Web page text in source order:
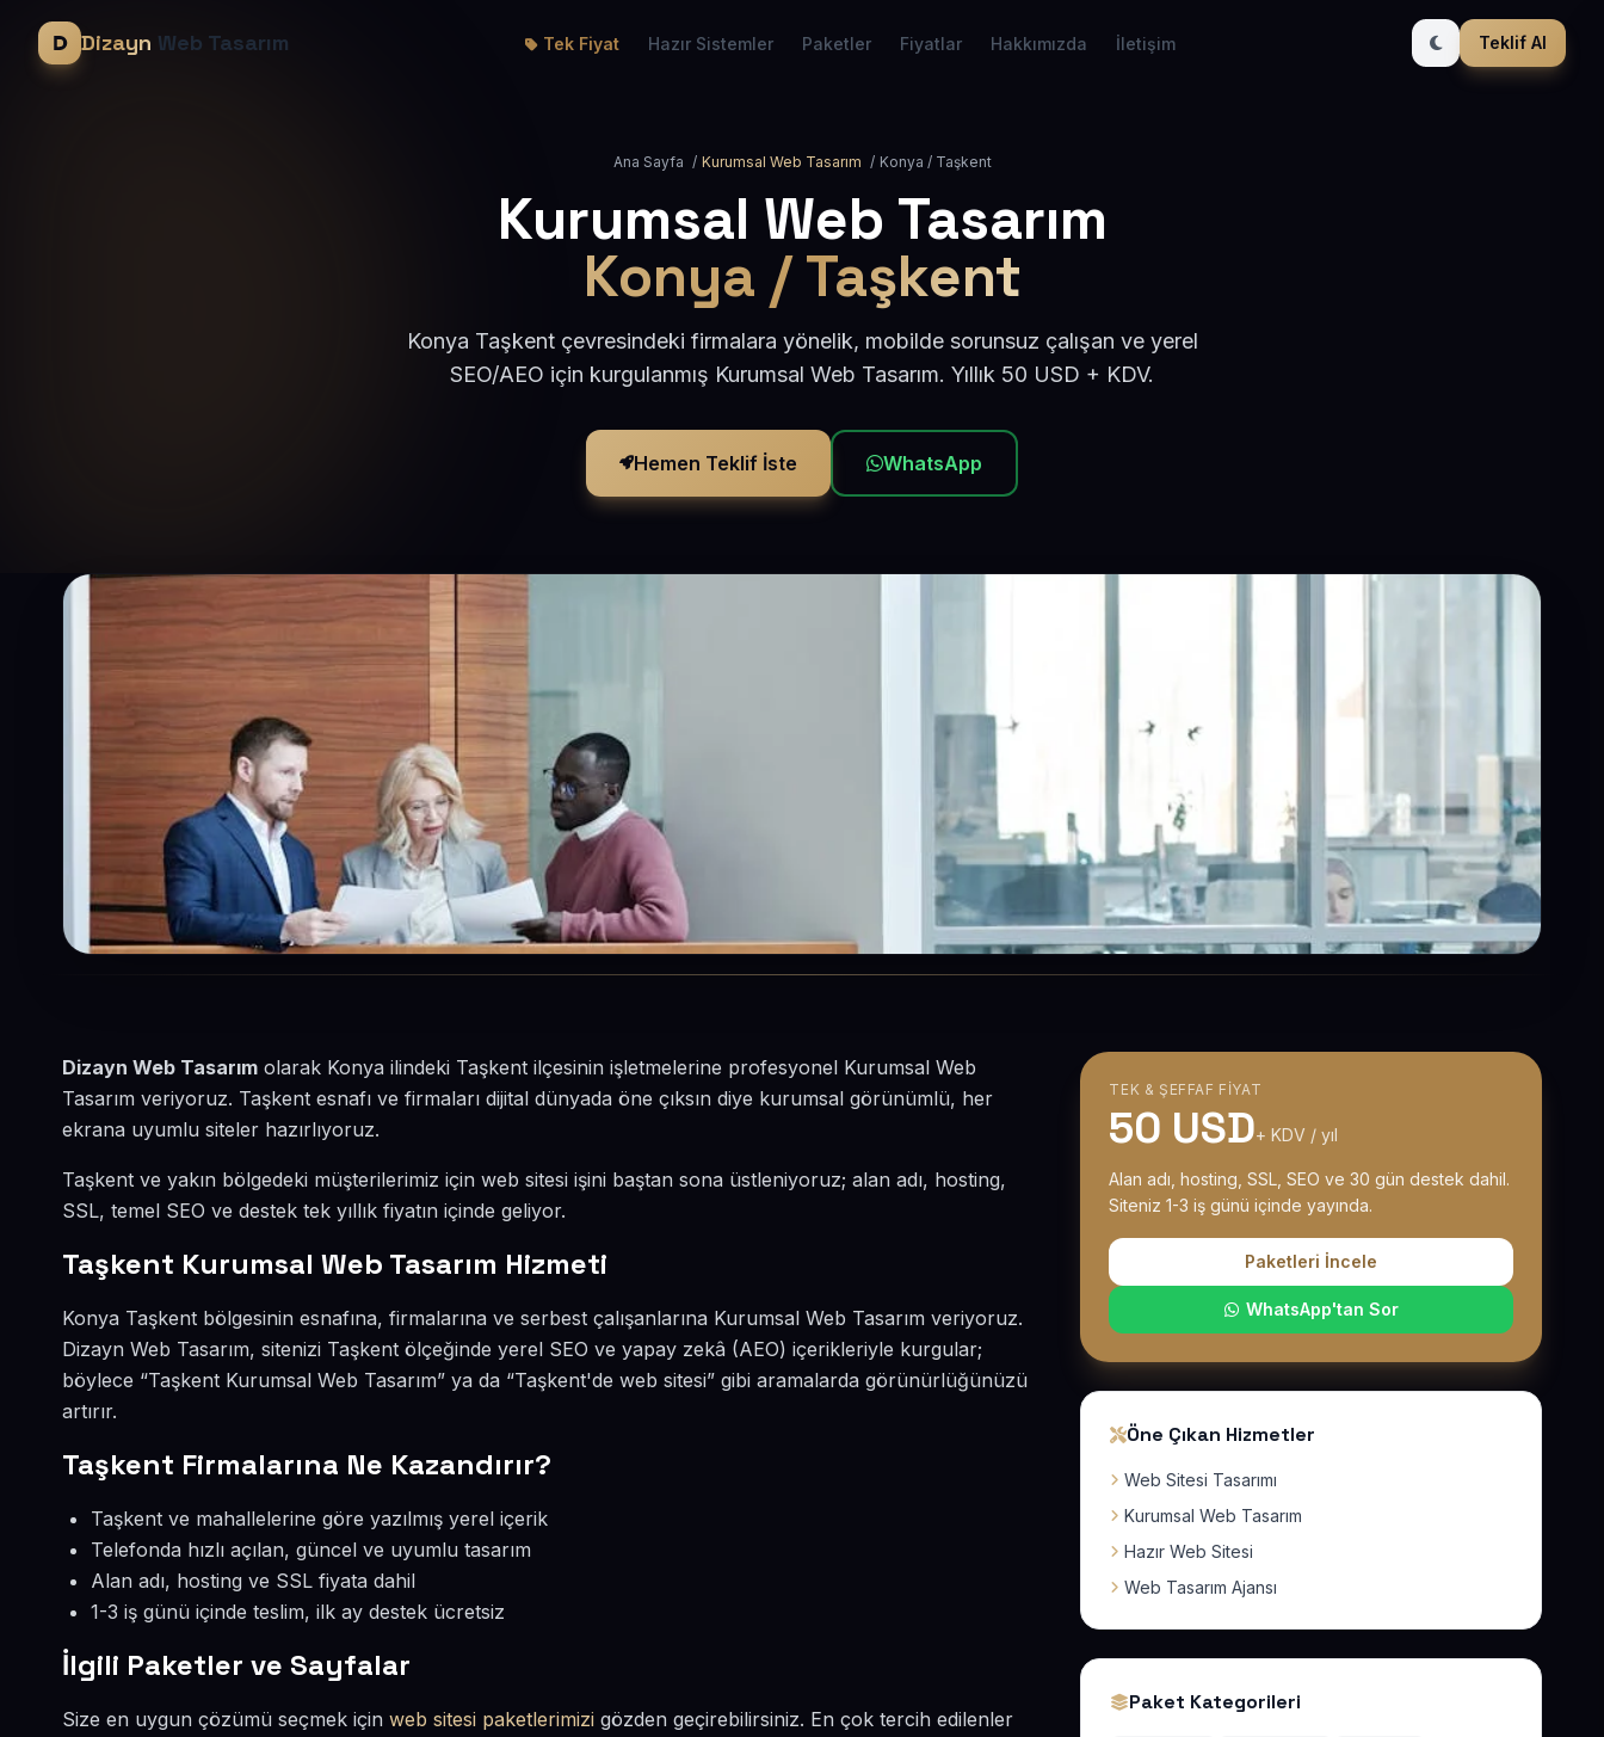
Dizayn Web Tasarım Tek Fiyat Hazır Sistemler Paketler Fiyatlar Hakkımızda İletişim Teklif Al
Ana Sayfa / Kurumsal Web Tasarım / Konya / Taşkent
Kurumsal Web Tasarım
Konya / Taşkent
Konya Taşkent çevresindeki firmalara yönelik, mobilde sorunsuz çalışan ve yerel
SEO/AEO için kurgulanmış Kurumsal Web Tasarım. Yıllık 50 USD + KDV.
Hemen Teklif İste WhatsApp
Dizayn Web Tasarım olarak Konya ilindeki Taşkent ilçesinin işletmelerine profesyonel Kurumsal Web
Tasarım veriyoruz. Taşkent esnafı ve firmaları dijital dünyada öne çıksın diye kurumsal görünümlü, her
ekrana uyumlu siteler hazırlıyoruz.
Taşkent ve yakın bölgedeki müşterilerimiz için web sitesi işini baştan sona üstleniyoruz; alan adı, hosting,
SSL, temel SEO ve destek tek yıllık fiyatın içinde geliyor.
Taşkent Kurumsal Web Tasarım Hizmeti
Konya Taşkent bölgesinin esnafına, firmalarına ve serbest çalışanlarına Kurumsal Web Tasarım veriyoruz.
Dizayn Web Tasarım, sitenizi Taşkent ölçeğinde yerel SEO ve yapay zekâ (AEO) içerikleriyle kurgular;
böylece “Taşkent Kurumsal Web Tasarım” ya da “Taşkent'de web sitesi” gibi aramalarda görünürlüğünüzü
artırır.
Taşkent Firmalarına Ne Kazandırır?
Taşkent ve mahallelerine göre yazılmış yerel içerik
Telefonda hızlı açılan, güncel ve uyumlu tasarım
Alan adı, hosting ve SSL fiyata dahil
1-3 iş günü içinde teslim, ilk ay destek ücretsiz
İlgili Paketler ve Sayfalar
Size en uygun çözümü seçmek için web sitesi paketlerimizi gözden geçirebilirsiniz. En çok tercih edilenler
TEK & ŞEFFAF FIYAT
50 USD+ KDV / yıl
Alan adı, hosting, SSL, SEO ve 30 gün destek dahil.
Siteniz 1-3 iş günü içinde yayında.
Paketleri İncele
WhatsApp'tan Sor
Öne Çıkan Hizmetler
Web Sitesi Tasarımı
Kurumsal Web Tasarım
Hazır Web Sitesi
Web Tasarım Ajansı
Paket Kategorileri